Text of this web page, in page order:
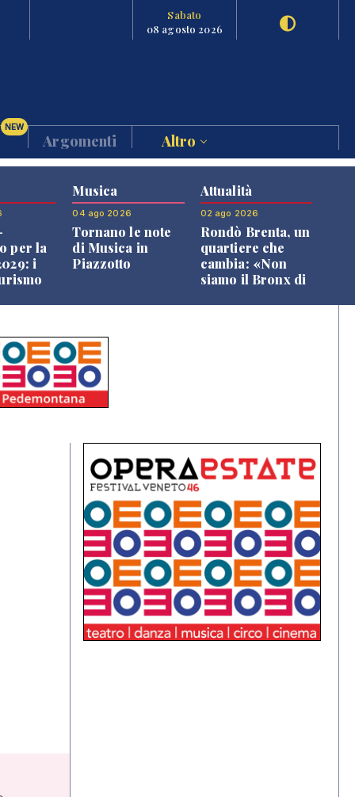
Sabato
08 agosto 2026
NEW
Argomenti Altro
per la
i
Musica
04 ago 2026
Tornano le note
di Musica in
Piazzotto
Attualità
02 ago 2026
Rondò Brenta, un
quartiere che
cambia: «Non
siamo il Bronx di